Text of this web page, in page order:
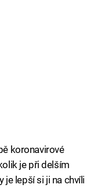
koronavirové
je při delším
je lepší si ji na chvíli